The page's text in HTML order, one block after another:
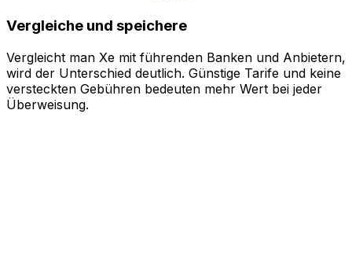
Vergleiche und speichere
Vergleicht man Xe mit führenden Banken und Anbietern,
wird der Unterschied deutlich. Günstige Tarife und keine
versteckten Gebühren bedeuten mehr Wert bei jeder
Überweisung.